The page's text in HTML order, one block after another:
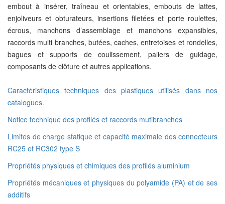
embout à insérer, traîneau et orientables, embouts de lattes,
enjoliveurs et obturateurs, insertions filetées et porte roulettes,
écrous, manchons d’assemblage et manchons expansibles,
raccords multi branches, butées, caches, entretoises et rondelles,
bagues et supports de coulissement, paliers de guidage,
composants de clôture et autres applications.
Caractéristiques techniques des plastiques utilisés dans nos
catalogues.
Notice technique des profilés et raccords mutibranches
Limites de charge statique et capacité maximale des connecteurs
RC25 et RC302 type S
Propriétés physiques et chimiques des profilés aluminium
Propriétés mécaniques et physiques du polyamide (PA) et de ses
additifs